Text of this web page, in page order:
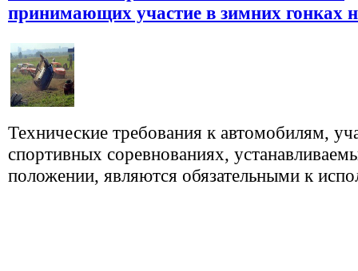
принимающих участие в зимних гонках
Технические требования к автомобилям,
спортивных соревнованиях,
положении, являются обязательными к